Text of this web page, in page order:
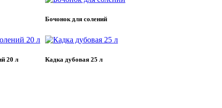
Бочонок для солений
20 л Кадка дубовая 25 л